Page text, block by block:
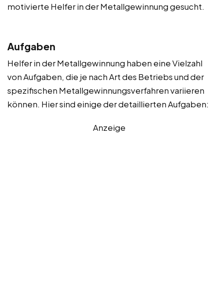
motivierte Helfer in der Metallgewinnung gesucht.
Aufgaben
Helfer in der Metallgewinnung haben eine Vielzahl
von Aufgaben, die je nach Art des Betriebs und der
spezifischen Metallgewinnungsverfahren variieren
können. Hier sind einige der detaillierten Aufgaben:
Anzeige